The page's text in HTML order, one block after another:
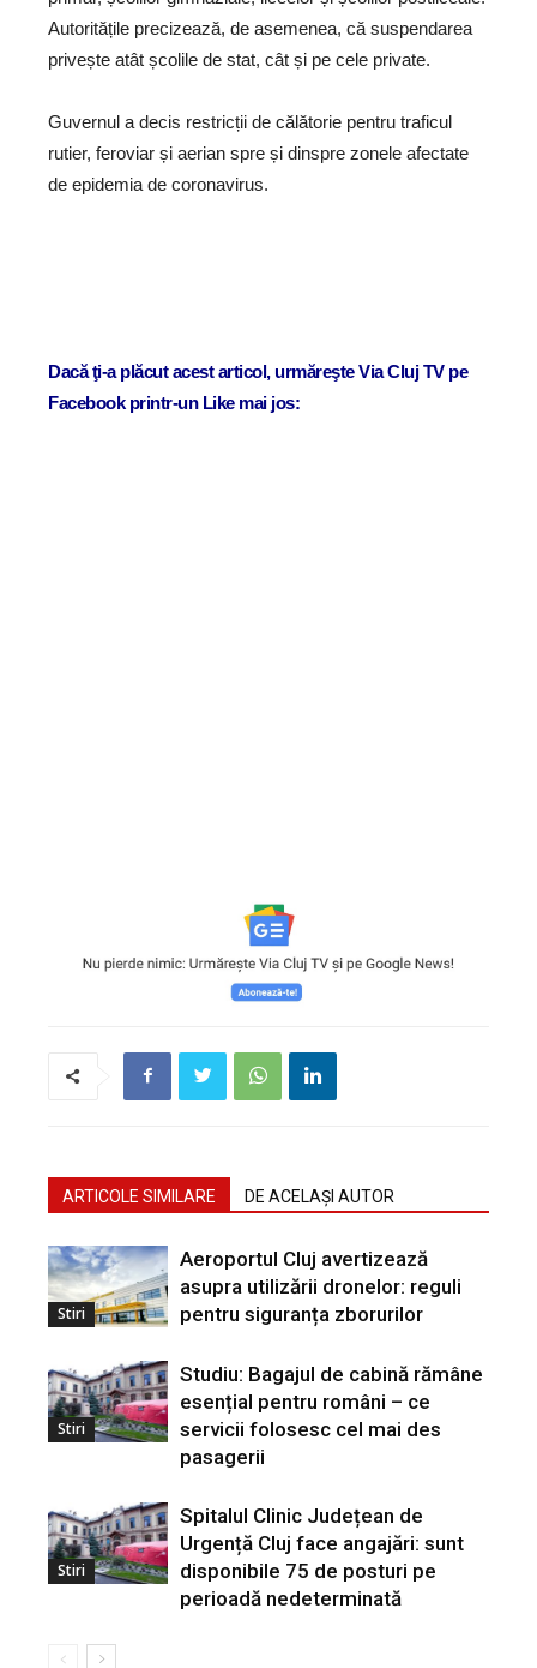
Autoritățile precizează, de asemenea, că suspendarea
privește atât școlile de stat, cât și pe cele private.
Guvernul a decis restricții de călătorie pentru traficul
rutier, feroviar și aerian spre și dinspre zonele afectate
de epidemia de coronavirus.
Dacă ţi-a plăcut acest articol, urmăreşte Via Cluj TV pe
Facebook printr-un Like mai jos:
ARTICOLE SIMILARE DE ACELAȘI AUTOR
Stiri
Aeroportul Cluj avertizează
asupra utilizării dronelor: reguli
pentru siguranța zborurilor
Stiri
Studiu: Bagajul de cabină rămâne
esențial pentru români – ce
servicii folosesc cel mai des
pasagerii
Stiri
Spitalul Clinic Județean de
Urgență Cluj face angajări: sunt
disponibile 75 de posturi pe
perioadă nedeterminată